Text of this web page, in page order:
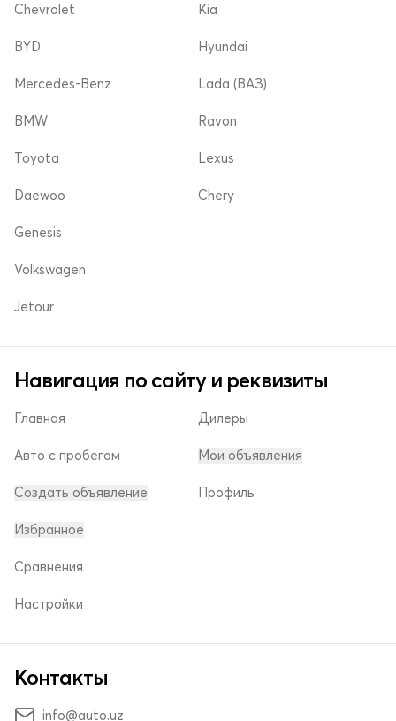
Chevrolet
BYD
Mercedes-Benz
Kia
Hyundai
Lada (ВАЗ)
BMW
Toyota
Daewoo
Ravon
Lexus
Chery
Genesis
Volkswagen
Jetour
Навигация по сайту и реквизиты
Главная
Авто с пробегом
Создать объявление
Дилеры
Мои объявления
Профиль
Избранное
Сравнения
Настройки
Контакты
info@auto.uz